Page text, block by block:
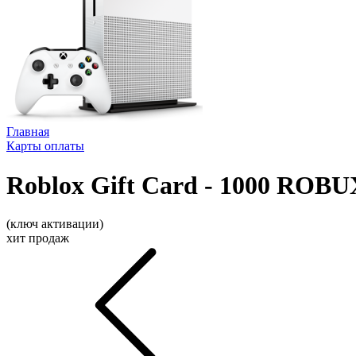
Главная
Карты оплаты
Roblox Gift Card - 1000
(ключ активации)
хит продаж